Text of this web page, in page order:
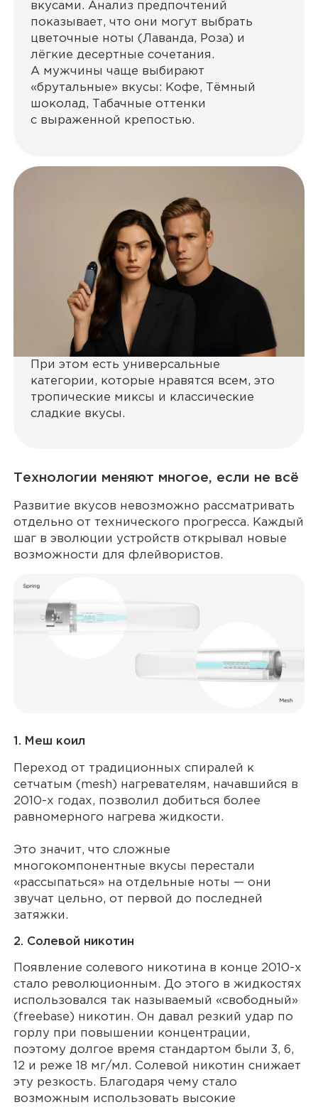
вкусами. Анализ предпочтений
показывает, что они могут выбрать
цветочные ноты (Лаванда, Роза) и
лёгкие десертные сочетания.
А мужчины чаще выбирают
«брутальные» вкусы: Кофе, Тёмный
шоколад, Табачные оттенки
с выраженной крепостью.
При этом есть универсальные
категории, которые нравятся всем, это
тропические миксы и классические
сладкие вкусы.
Технологии меняют многое, если не всё
Развитие вкусов невозможно рассматривать
отдельно от технического прогресса. Каждый
шаг в эволюции устройств открывал новые
возможности для флейвористов.
1. Меш коил
Переход от традиционных спиралей к
сетчатым (mesh) нагревателям, начавшийся в
2010-х годах, позволил добиться более
равномерного нагрева жидкости.
Это значит, что сложные
многокомпонентные вкусы перестали
«рассыпаться» на отдельные ноты — они
звучат цельно, от первой до последней
затяжки.
2. Солевой никотин
Появление солевого никотина в конце 2010-х
стало революционным. До этого в жидкостях
использовался так называемый «свободный»
(freebase) никотин. Он давал резкий удар по
горлу при повышении концентрации,
поэтому долгое время стандартом были 3, 6,
12 и реже 18 мг/мл. Солевой никотин снижает
эту резкость. Благодаря чему стало
возможным использовать высокие